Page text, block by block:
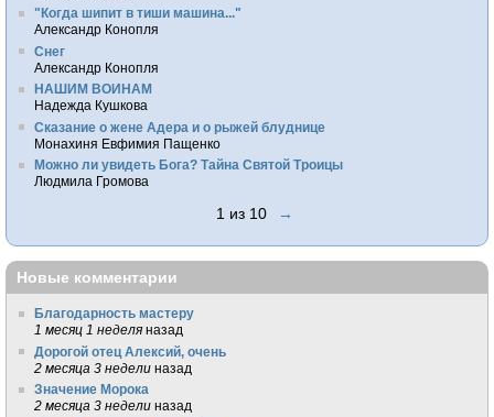
"Когда шипит в тиши машина..."
Александр Конопля
Снег
Александр Конопля
НАШИМ ВОИНАМ
Надежда Кушкова
Сказание о жене Адера и о рыжей блуднице
Монахиня Евфимия Пащенко
Можно ли увидеть Бога? Тайна Святой Троицы
Людмила Громова
1 из 10 →
Новые комментарии
Благодарность мастеру
1 месяц 1 неделя назад
Дорогой отец Алексий, очень
2 месяца 3 недели назад
Значение Морока
2 месяца 3 недели назад